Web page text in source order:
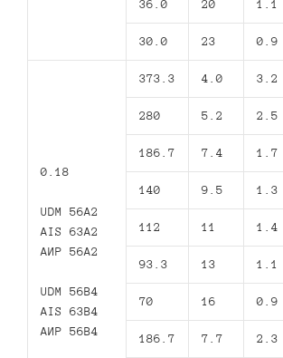
36.0 20 1.1
30.0 23 0.9
0.18
UDM 56A2
AIS 63A2
АИР 56А2
UDM 56B4
AIS 63B4
АИР 56В4
373.3 4.0 3.2
280 5.2 2.5
186.7 7.4 1.7
140 9.5 1.3
112 11 1.4
93.3 13 1.1
70 16 0.9
186.7 7.7 2.3